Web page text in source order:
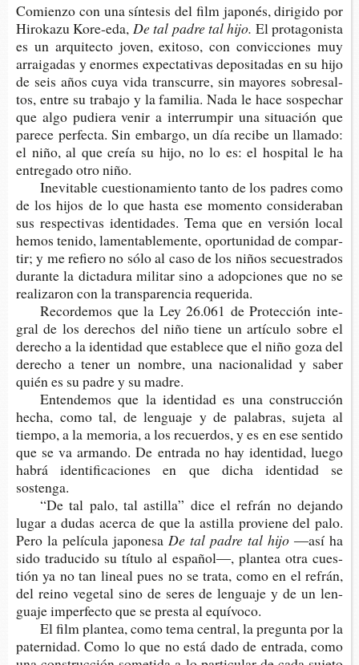
Comien­zo con una sín­te­sis del film japo­nés, diri­gi­do por
Hiro­ka­zu Kore-eda, De tal padre tal hijo. El pro­ta­go­nis­ta
es un arqui­tec­to joven, exi­to­so, con con­vic­cio­nes muy
arrai­ga­das y enor­mes expec­ta­ti­vas depo­si­ta­das en su hijo
de seis años cuya vida trans­cu­rre, sin mayo­res sobre­sal­
tos, entre su tra­ba­jo y la fami­lia. Nada le hace sos­pe­char
que algo pudie­ra venir a inte­rrum­pir una situa­ción que
pare­ce per­fec­ta. Sin embar­go, un día reci­be un lla­ma­do:
el niño, al que creía su hijo, no lo es: el hos­pi­tal le ha
entre­ga­do otro niño.
Inevi­ta­ble cues­tio­na­mien­to tanto de los padres como
de los hijos de lo que hasta ese momen­to con­si­de­ra­ban
sus res­pec­ti­vas iden­ti­da­des. Tema que en ver­sión local
hemos teni­do, lamen­ta­ble­men­te, opor­tu­ni­dad de com­par­
tir; y me refie­ro no sólo al caso de los niños secues­tra­dos
duran­te la dic­ta­du­ra mili­tar sino a adop­cio­nes que no se
rea­li­za­ron con la trans­pa­ren­cia requerida.
Recor­de­mos que la Ley 26.061 de Pro­tec­ción inte­
gral de los dere­chos del niño tiene un artícu­lo sobre el
dere­cho a la iden­ti­dad que esta­ble­ce que el niño goza del
dere­cho a tener un nom­bre, una nacio­na­li­dad y saber
quién es su padre y su madre.
Enten­de­mos que la iden­ti­dad es una cons­truc­ción
hecha, como tal, de len­gua­je y de pala­bras, suje­ta al
tiem­po, a la memo­ria, a los recuer­dos, y es en ese sen­ti­do
que se va arman­do. De entra­da no hay iden­ti­dad, luego
habrá iden­ti­fi­ca­cio­nes en que dicha iden­ti­dad se
sostenga.
“De tal palo, tal asti­lla” dice el refrán no dejan­do
lugar a dudas acer­ca de que la asti­lla pro­vie­ne del palo.
Pero la pelí­cu­la japonesa De tal padre tal hijo ―así ha
sido tra­du­ci­do su títu­lo al espa­ñol―, plan­tea otra cues­
tión ya no tan lineal pues no se trata, como en el refrán,
del reino vege­tal sino de seres de len­gua­je y de un len­
gua­je imper­fec­to que se pres­ta al equívoco.
El film plan­tea, como tema cen­tral, la pre­gun­ta por la
pater­ni­dad. Como lo que no está dado de entra­da, como